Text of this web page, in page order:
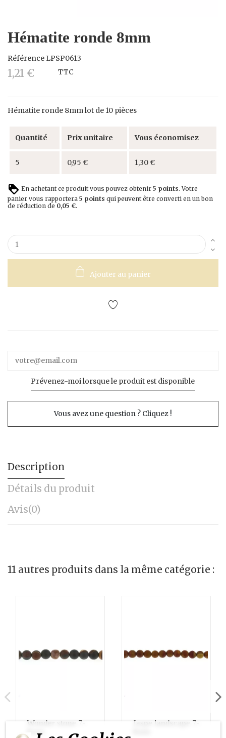
Hématite ronde 8mm
Référence LPSP0613
1,21 € TTC
Hématite ronde 8mm lot de 10 pièces
Quantité Prix unitaire Vous économisez
5 0,95 € 1,30 €
En achetant ce produit vous pouvez obtenir 5 points. Votre
panier vous rapportera 5 points qui peuvent être converti en un bon
de réduction de 0,05 €.
Ajouter au panier
Prévenez-moi lorsque le produit est disponible
Vous avez une question ? Cliquez !
Description
Détails du produit
Avis(0)
11 autres produits dans la même catégorie :
Wonder stone 7-
8mm
Jaspe landscape 7-